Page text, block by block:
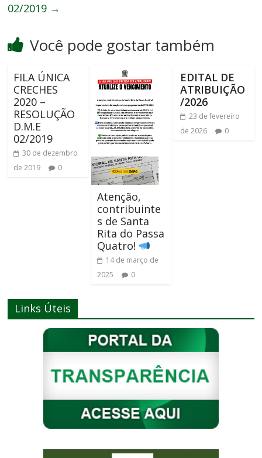
02/2019 →
Você pode gostar também
FILA ÚNICA
CRECHES
2020 –
RESOLUÇÃO
D.M.E
02/2019
30 de dezembro
de 2019
0
Atenção,
contribuinte
s de Santa
Rita do Passa
Quatro!
14 de março de
2025
0
EDITAL DE
ATRIBUIÇÃO
/2026
23 de fevereiro
de 2026
0
Links Úteis